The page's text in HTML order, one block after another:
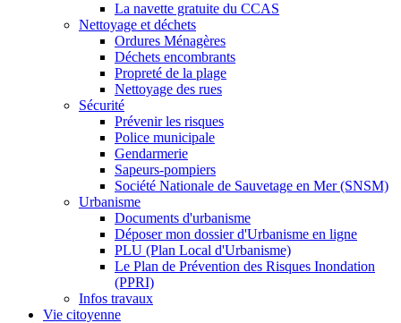
La navette gratuite du CCAS
Nettoyage et déchets
Ordures Ménagères
Déchets encombrants
Propreté de la plage
Nettoyage des rues
Sécurité
Prévenir les risques
Police municipale
Gendarmerie
Sapeurs-pompiers
Société Nationale de Sauvetage en Mer (SNSM)
Urbanisme
Documents d'urbanisme
Déposer mon dossier d'Urbanisme en ligne
PLU (Plan Local d'Urbanisme)
Le Plan de Prévention des Risques Inondation
(PPRI)
Infos travaux
Vie citoyenne